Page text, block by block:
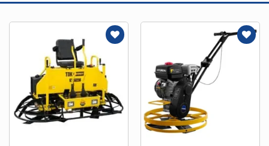
Añadir
a la
Lista de
deseos